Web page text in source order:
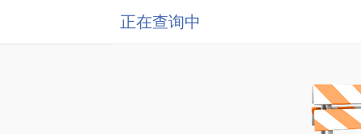
正在查询中